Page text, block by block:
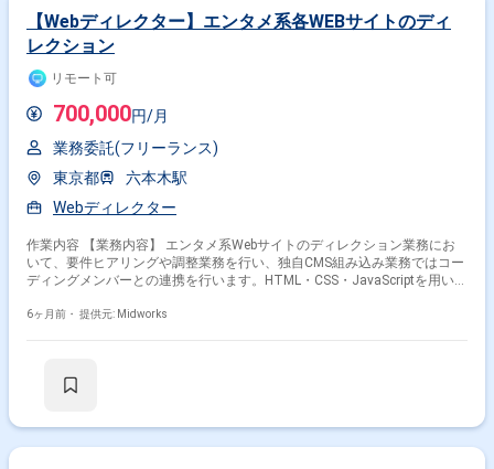
【Webディレクター】エンタメ系各WEBサイトのディ
レクション
リモート可
700,000円/月
業務委託(フリーランス)
東京都
六本木駅
Webディレクター
作業内容 【業務内容】 エンタメ系Webサイトのディレクション業務にお
いて、要件ヒアリングや調整業務を行い、独自CMS組み込み業務ではコー
ディングメンバーとの連携を行います。HTML・CSS・JavaScriptを用いた
件ヒアリングの実施 ・独自CMS組み込み業務におけるコーディングメンバ
6ヶ月前・ 提供元: Midworks